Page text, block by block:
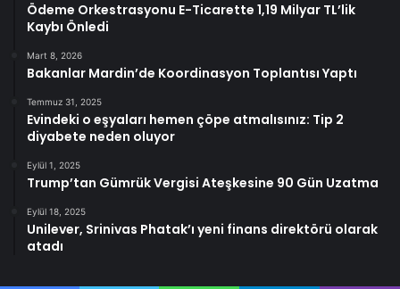
Ödeme Orkestrasyonu E-Ticarette 1,19 Milyar TL’lik
Kaybı Önledi
Mart 8, 2026
Bakanlar Mardin’de Koordinasyon Toplantısı Yaptı
Temmuz 31, 2025
Evindeki o eşyaları hemen çöpe atmalısınız: Tip 2
diyabete neden oluyor
Eylül 1, 2025
Trump’tan Gümrük Vergisi Ateşkesine 90 Gün Uzatma
Eylül 18, 2025
Unilever, Srinivas Phatak’ı yeni finans direktörü olarak
atadı